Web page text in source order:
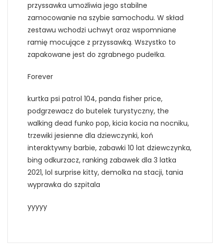
przyssawka umożliwia jego stabilne
zamocowanie na szybie samochodu. W skład
zestawu wchodzi uchwyt oraz wspomniane
ramię mocujące z przyssawką. Wszystko to
zapakowane jest do zgrabnego pudełka.
Forever
kurtka psi patrol 104, panda fisher price,
podgrzewacz do butelek turystyczny, the
walking dead funko pop, kicia kocia na nocniku,
trzewiki jesienne dla dziewczynki, koń
interaktywny barbie, zabawki 10 lat dziewczynka,
bing odkurzacz, ranking zabawek dla 3 latka
2021, lol surprise kitty, demolka na stacji, tania
wyprawka do szpitala
yyyyy